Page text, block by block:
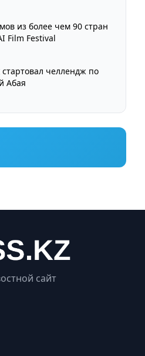
из более чем 90 стран
Film Festival
челлендж по
Абая
сайт